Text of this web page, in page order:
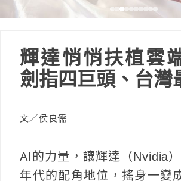
輝達悄悄扶植雲
劍指四巨頭、台灣
文／侯良儒
AI的力量，讓輝達（Nvidia
年代的配角地位，搖身一變